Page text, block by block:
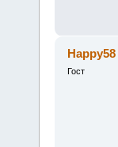
Happy58
Гост